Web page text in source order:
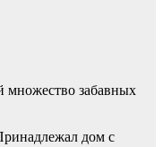
множество забавных
дом с